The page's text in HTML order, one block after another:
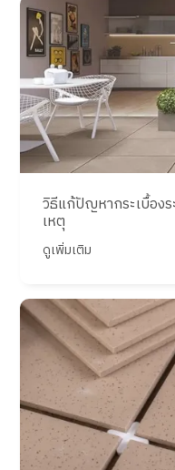
วิธีแก้ปัญหากระเบื้อง
เหตุ
ดูเพิ่มเติม